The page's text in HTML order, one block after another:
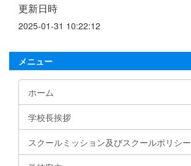
更新日時
2025-01-31 10:22:12
メニュー
ホーム
学校長挨拶
スクールミッション及びスクールポリシー